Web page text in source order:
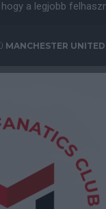
a legjobb
MANCHESTER UNITED